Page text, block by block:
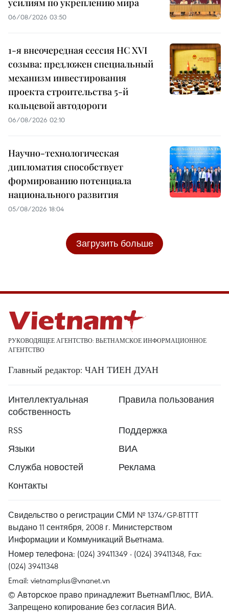
усилиям по укреплению мира
06/08/2026 03:50
1-я внеочередная сессия НС XVI
созыва: предложен специальный
механизм инвестирования
проекта строительства 5-й
кольцевой автодороги
06/08/2026 02:10
Научно-технологическая
дипломатия способствует
формированию потенциала
национального развития
05/08/2026 18:04
Загрузить больше
РУКОВОДЯЩЕЕ АГЕНТСТВО: ВЬЕТНАМСКОЕ ИНФОРМАЦИОННОЕ
АГЕНТСТВО
Главный редактор: ЧАН ТИЕН ДУАН
Интеллектуальная
собственность
Правила пользования
RSS
Поддержка
Языки
ВИА
Служба новостей
Реклама
Контакты
Свидельство о регистрации СМИ № 1374/GP-BTTTT
выдано 11 сентября, 2008 г. Министерством
Информации и Коммуникаций Вьетнама.
Номер телефона: (024) 39411349 - (024) 39411348, Fax:
(024) 39411348
Email: vietnamplus@vnanet.vn
© Авторское право принадлежит ВьетнамПлюс, ВИА.
Запрещено копирование без согласия ВИА.